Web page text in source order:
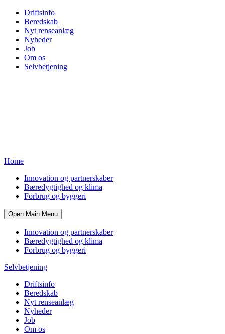
Driftsinfo
Beredskab
Nyt renseanlæg
Nyheder
Job
Om os
Selvbetjening
Home
Innovation og partnerskaber
Bæredygtighed og klima
Forbrug og byggeri
Open Main Menu
Innovation og partnerskaber
Bæredygtighed og klima
Forbrug og byggeri
Selvbetjening
Driftsinfo
Beredskab
Nyt renseanlæg
Nyheder
Job
Om os